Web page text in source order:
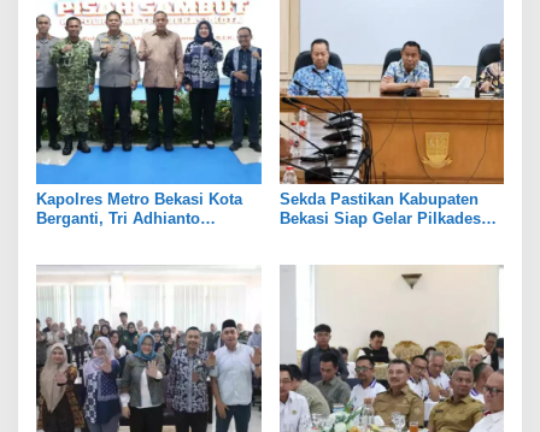
Kapolres Metro Bekasi Kota
Berganti, Tri Adhianto
Sekda Pastikan Kabupaten
Bekasi Siap Gelar Pilkades